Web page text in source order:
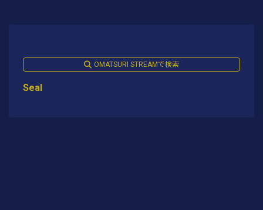
OMATSURI STREAMで検索
Seal